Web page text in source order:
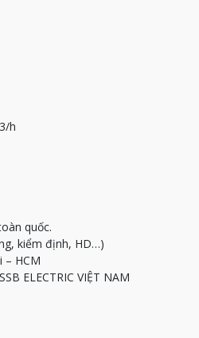
h
quốc.
kiểm định, HD…)
– HCM
ELECTRIC VIỆT NAM